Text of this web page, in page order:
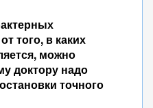
того, в каких
можно
доктору надо
точного